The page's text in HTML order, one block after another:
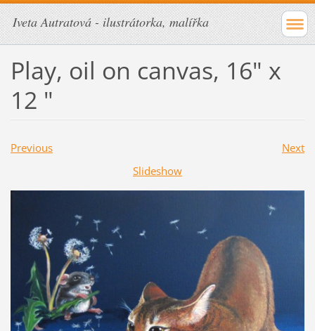
Iveta Autratová - ilustrátorka, malířka
Play, oil on canvas, 16" x
12 "
Previous
Next
Slideshow